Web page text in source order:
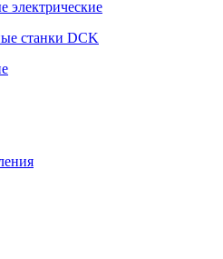
электрические
станки DCK